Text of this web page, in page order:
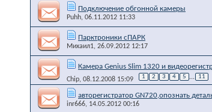
Подключение обгонной камеры
Puhh, 06.11.2012 11:33
Парктроники сПАРК
Михаил1, 26.09.2012 12:17
Камера Genius Slim 1320 и
Chip, 08.12.2008 15:09 1 2 3 4 5 ... 11
авторегистратор GN720,опознать
inr666, 14.05.2012 00:16